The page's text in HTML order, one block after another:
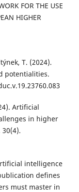
FOR THE USE
HIGHER
T. (2024).
potentialities.
Artificial
in higher
intelligence
defines
must master in